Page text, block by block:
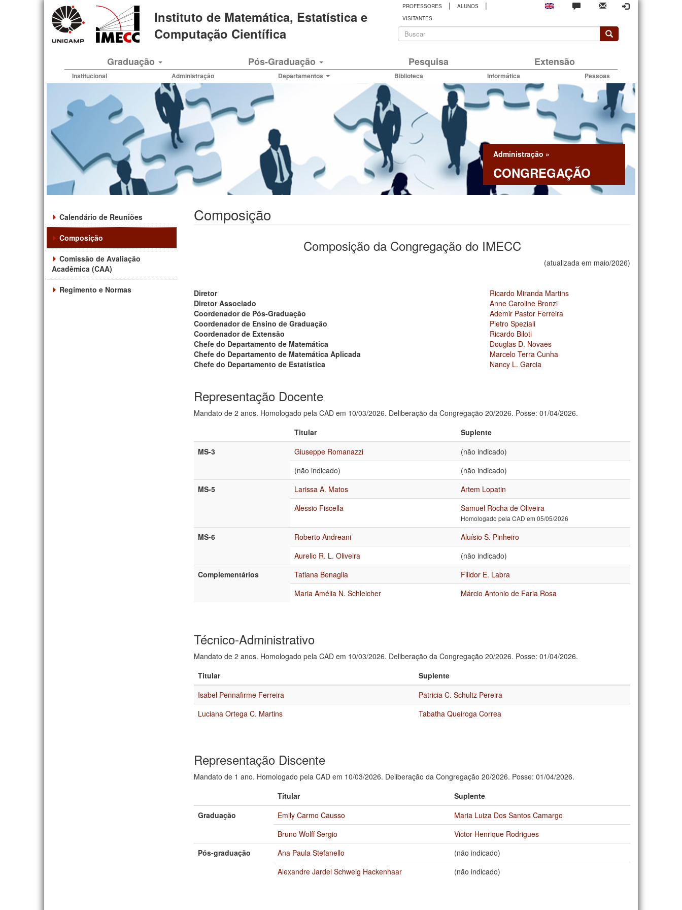
Instituto de Matemática, Estatística e
Computação Científica
PROFESSORES | ALUNOS |
VISITANTES
Formulário
busca
Graduação Pós-Graduação Pesquisa Extensão
Institucional Administração Departamentos Biblioteca Informática Pessoas
Administração »
CONGREGAÇÃO
Calendário de Reuniões
Composição
Comissão de Avaliação
Acadêmica (CAA)
Regimento e Normas
Composição
Composição da Congregação do IMECC
(atualizada em maio/2026)
Diretor
Ricardo Miranda Martins
Diretor Associado
Anne Caroline Bronzi
Coordenador de Pós-Graduação
Ademir Pastor Ferreira
Coordenador de Ensino de Graduação
Pietro Speziali
Coordenador de Extensão
Ricardo Biloti
Chefe do Departamento de Matemática
Douglas D. Novaes
Chefe do Departamento de Matemática Aplicada
Marcelo Terra Cunha
Chefe do Departamento de Estatística
Nancy L. Garcia
Representação Docente
Mandato de 2 anos. Homologado pela CAD em 10/03/2026. Deliberação da Congregação 20/2026. Posse: 01/04/2026.
Titular
Suplente
MS-3
Giuseppe Romanazzi
(não indicado)
(não indicado)
(não indicado)
MS-5
Larissa A. Matos
Artem Lopatin
Alessio Fiscella
Samuel Rocha de Oliveira
Homologado pela CAD em 05/05/2026
MS-6 Roberto Andreani
Aluísio S. Pinheiro
Aurelio R. L. Oliveira
(não indicado)
Complementários
Tatiana Benaglia
Filidor E. Labra
Maria Amélia N. Schleicher
Márcio Antonio de Faria Rosa
Técnico-Administrativo
Mandato de 2 anos. Homologado pela CAD em 10/03/2026. Deliberação da Congregação 20/2026. Posse: 01/04/2026.
Titular
Suplente
Isabel Pennafirme Ferreira
Patricia C. Schultz Pereira
Luciana Ortega C. Martins
Tabatha Queiroga Correa
Representação Discente
Mandato de 1 ano. Homologado pela CAD em 10/03/2026. Deliberação da Congregação 20/2026. Posse: 01/04/2026.
Titular
Suplente
Graduação
Emily Carmo Causso
Maria Luiza Dos Santos Camargo
Bruno Wolff Sergio
Victor Henrique Rodrigues
Pós-graduação
Ana Paula Stefanello
(não indicado)
Alexandre Jardel Schweig Hackenhaar
(não indicado)